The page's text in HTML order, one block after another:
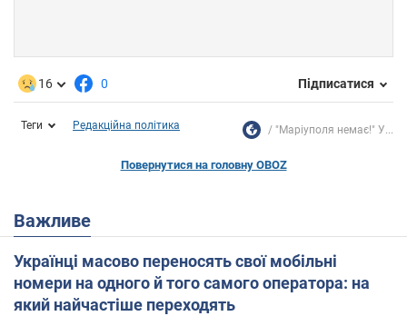
16 0 Підписатися
Теги Редакційна політика "Маріуполя немає!" У...
Повернутися на головну OBOZ
Важливе
Українці масово переносять свої мобільні
номери на одного й того самого оператора: на
який найчастіше переходять